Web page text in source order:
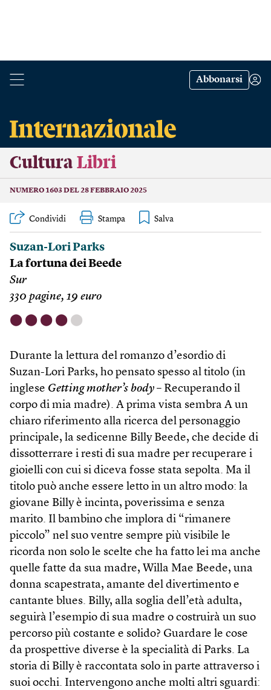
Abbonarsi
Cultura Libri
NUMERO 1603 DEL 28 FEBBRAIO 2025
Condividi Stampa
Suzan-Lori Parks
La fortuna dei Beede
Sur
330 pagine, 19 euro
⬤ ⬤ ⬤ ⬤ ⬤
Durante la lettura del romanzo d’esordio di
Suzan-Lori Parks, ho pensato spesso al titolo (in
inglese Getting mother’s body – Recuperando il
corpo di mia madre). A prima vista sembra A un
chiaro riferimento alla ricerca del personaggio
principale, la sedicenne Billy Beede, che decide di
dissotterrare i resti di sua madre per recuperare i
gioielli con cui si diceva fosse stata sepolta. Ma il
titolo può anche essere letto in un altro modo: la
giovane Billy è incinta, poverissima e senza
marito. Il bambino che implora di “rimanere
piccolo” nel suo ventre sempre più visibile le
ricorda non solo le scelte che ha fatto lei ma anche
quelle fatte da sua madre, Willa Mae Beede, una
donna scapestrata, amante del divertimento e
cantante blues. Billy, alla soglia dell’età adulta,
seguirà l’esempio di sua madre o costruirà un suo
percorso più costante e solido? Guardare le cose
da prospettive diverse è la specialità di Parks. La
storia di Billy è raccontata solo in parte attraverso i
suoi occhi. Intervengono anche molti altri sguardi: